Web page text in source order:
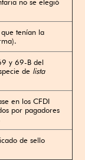
no se elegió
tenían la
y 69-B del
de lista
en los CFDI
por pagadores
de sello